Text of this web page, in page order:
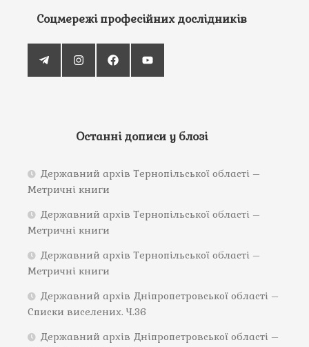
Соцмережі професійних дослідників
Останні дописи у блозі
Державний архів Тернопільської області –
Метричні книги
Державний архів Тернопільської області –
Метричні книги
Державний архів Тернопільської області –
Метричні книги
Державний архів Дніпропетровської області –
Списки виселених. Ч.36
Державний архів Дніпропетровської області –